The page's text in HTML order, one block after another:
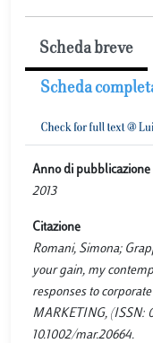
Scheda breve
Scheda
Anno di pubblicazione
2013
Citazione
Romani, Simona;
your gain, my
responses to
MARKETING, (ISSN:
10.1002/mar.20664.